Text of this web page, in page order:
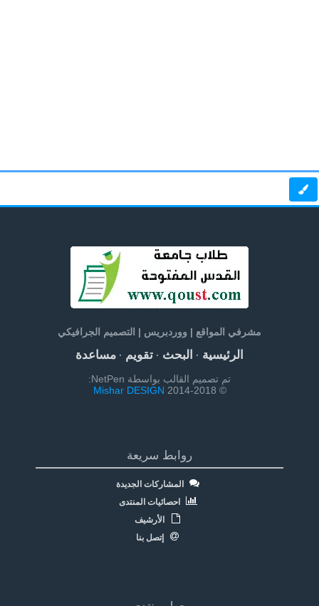
مشرفي المواقع | ووردبريس | التصميم الجرافيكي
الرئيسية· البحث· تقويم· مساعدة
تم تصميم القالب بواسطة NetPen:
© 2014-2018
Mishar DESIGN
روابط سريعة
المشاركات الجديدة
احصائيات المنتدى
الأرشيف
إتصل بنا